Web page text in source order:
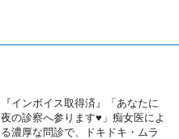
『インボイス取得済』「あなたに
夜の診察へ参ります♥」痴女医によ
る濃厚な問診で、ドキドキ・ムラ